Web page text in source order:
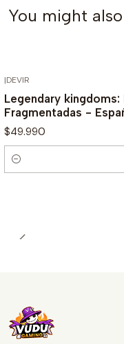
You might
|DEVIR
Legendary
Fragmentadas -
$49.990
Quantity